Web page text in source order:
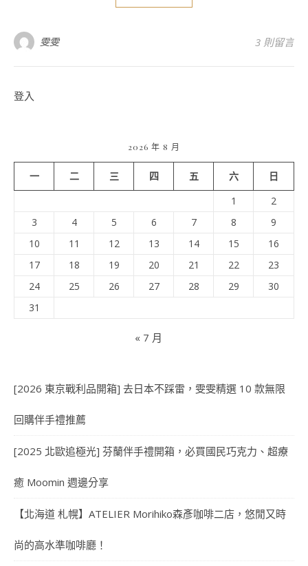
雯雯 3 則留言
登入
2026 年 8 月
一 二 三 四 五 六
日
1
2
3
4 5 6 7 8
9
10
11 12 13 14 15
16
17
18 19 20 21 22
23
24
25 26 27 28 29
30
31
« 7 月
[2026 東京戰利品開箱] 去日本不踩雷，雯雯精選 10 款無限
回購伴手禮推薦
[2025 北歐追極光] 芬蘭伴手禮開箱，必買國民巧克力、超療
癒 Moomin 週邊分享
【北海道 札幌】ATELIER Morihiko森彥咖啡二店，悠閒又時
尚的高水準咖啡廳！